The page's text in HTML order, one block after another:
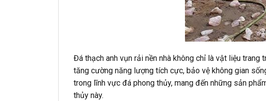
Đá thạch anh vụn rải nền nhà không chỉ là vật liệu
tăng cường năng lượng tích cực, bảo vệ không gian
trong lĩnh vực đá phong thủy, mang đến những sản
thủy này.